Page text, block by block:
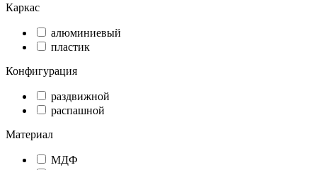
Каркас
алюминиевый
пластик
Конфигурация
раздвижной
распашной
Материал
МДФ